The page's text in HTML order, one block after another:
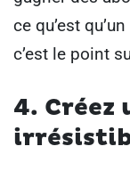
ce qu’est
c’est le point
4. Créez